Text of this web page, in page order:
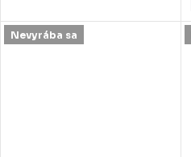
Nevyrába sa